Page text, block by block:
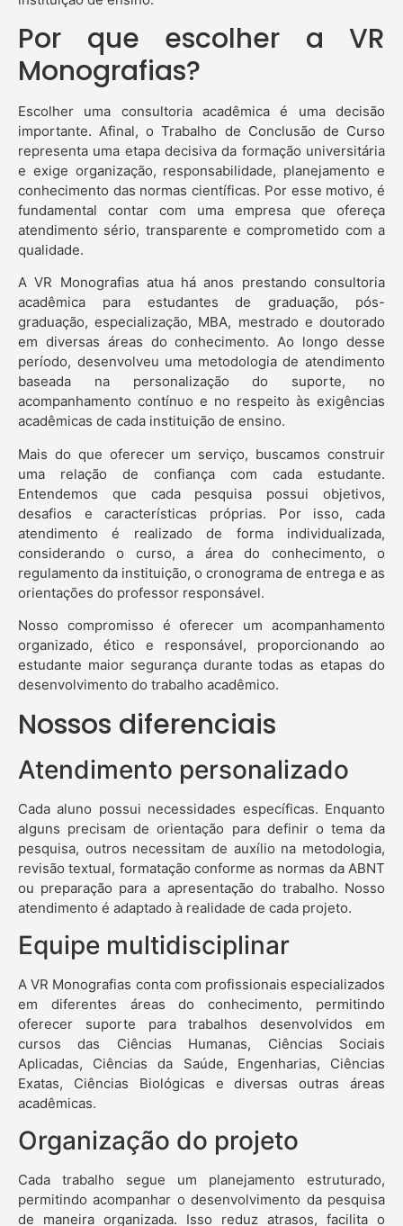
Por que escolher a VR
Monografias?
Escolher uma consultoria acadêmica é uma decisão
importante. Afinal, o Trabalho de Conclusão de Curso
representa uma etapa decisiva da formação universitária
e exige organização, responsabilidade, planejamento e
conhecimento das normas científicas. Por esse motivo, é
fundamental contar com uma empresa que ofereça
atendimento sério, transparente e comprometido com a
qualidade.
A VR Monografias atua há anos prestando consultoria
acadêmica para estudantes de graduação, pós-
graduação, especialização, MBA, mestrado e doutorado
em diversas áreas do conhecimento. Ao longo desse
período, desenvolveu uma metodologia de atendimento
baseada na personalização do suporte, no
acompanhamento contínuo e no respeito às exigências
acadêmicas de cada instituição de ensino.
Mais do que oferecer um serviço, buscamos construir
uma relação de confiança com cada estudante.
Entendemos que cada pesquisa possui objetivos,
desafios e características próprias. Por isso, cada
atendimento é realizado de forma individualizada,
considerando o curso, a área do conhecimento, o
regulamento da instituição, o cronograma de entrega e as
orientações do professor responsável.
Nosso compromisso é oferecer um acompanhamento
organizado, ético e responsável, proporcionando ao
estudante maior segurança durante todas as etapas do
desenvolvimento do trabalho acadêmico.
Nossos diferenciais
Atendimento personalizado
Cada aluno possui necessidades específicas. Enquanto
alguns precisam de orientação para definir o tema da
pesquisa, outros necessitam de auxílio na metodologia,
revisão textual, formatação conforme as normas da ABNT
ou preparação para a apresentação do trabalho. Nosso
atendimento é adaptado à realidade de cada projeto.
Equipe multidisciplinar
A VR Monografias conta com profissionais especializados
em diferentes áreas do conhecimento, permitindo
oferecer suporte para trabalhos desenvolvidos em
cursos das Ciências Humanas, Ciências Sociais
Aplicadas, Ciências da Saúde, Engenharias, Ciências
Exatas, Ciências Biológicas e diversas outras áreas
acadêmicas.
Organização do projeto
Cada trabalho segue um planejamento estruturado,
permitindo acompanhar o desenvolvimento da pesquisa
de maneira organizada. Isso reduz atrasos, facilita o